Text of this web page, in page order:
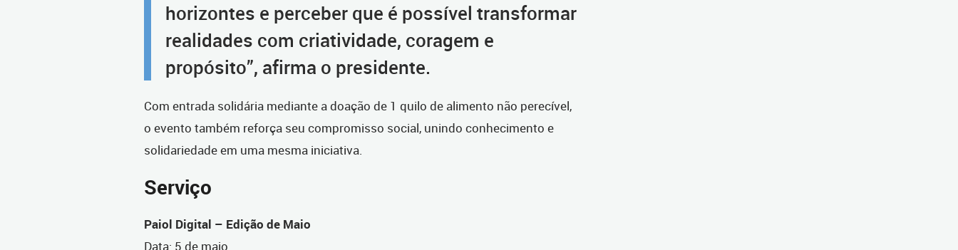
horizontes e perceber que é possível transformar
realidades com criatividade, coragem e
propósito”, afirma o presidente.
Com entrada solidária mediante a doação de 1 quilo de alimento não perecível,
o evento também reforça seu compromisso social, unindo conhecimento e
solidariedade em uma mesma iniciativa.
Serviço
Paiol Digital – Edição de Maio
Data: 5 de maio